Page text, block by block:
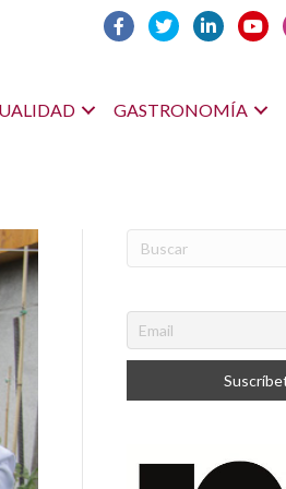
GASTRONOMÍA